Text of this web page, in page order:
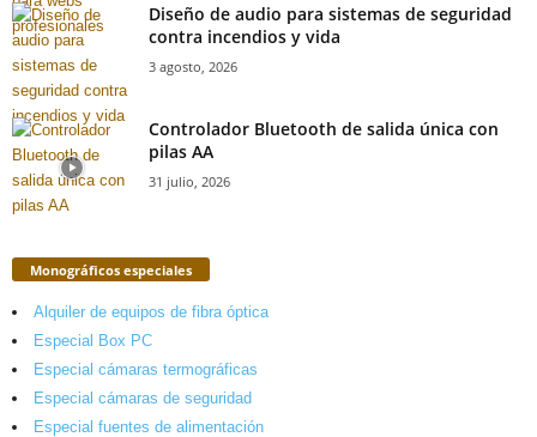
Diseño de audio para sistemas de seguridad
contra incendios y vida
3 agosto, 2026
Controlador Bluetooth de salida única con
pilas AA
31 julio, 2026
Monográficos especiales
Alquiler de equipos de fibra óptica
Especial Box PC
Especial cámaras termográficas
Especial cámaras de seguridad
Especial fuentes de alimentación